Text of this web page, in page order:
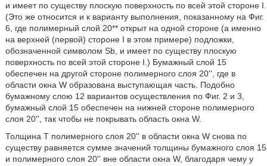
и имеет по существу плоскую поверхность по всей этой стороне I.
(Это же относится и к варианту выполнения, показанному на Фиг.
6, где полимерный слой 20** открыт на одной стороне (а именно
на верхней (первой) стороне I в этом примере) подложки,
обозначенной символом Sb, и имеет по существу плоскую
поверхность по всей этой стороне I.) Бумажный слой 15
обеспечен на другой стороне полимерного слоя 20'', где в
области окна W образована выступающая часть. Подобно
бумажному слою 12 вариантов осуществления по Фиг. 2 и 3,
бумажный слой 15 обеспечен на нижней стороне полимерного
слоя 20'', так чтобы не покрывать область окна W.
Толщина Т полимерного слоя 20'' в области окна W снова по
существу равняется сумме значений толщины бумажного слоя 15
и полимерного слоя 20'' вне области окна W, благодаря чему у